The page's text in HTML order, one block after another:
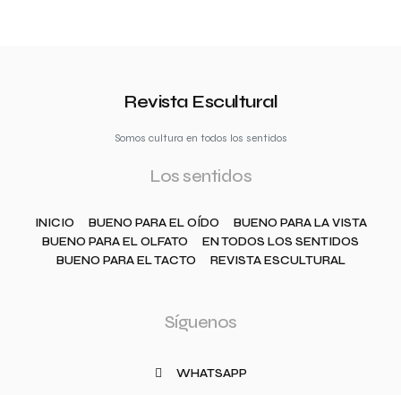
Revista Escultural
Somos cultura en todos los sentidos
Los sentidos
INICIO BUENO PARA EL OÍDO
BUENO PARA LA VISTA
BUENO PARA EL OLFATO
EN TODOS LOS SENTIDOS
BUENO PARA EL TACTO
REVISTA ESCULTURAL
Síguenos
WHATSAPP